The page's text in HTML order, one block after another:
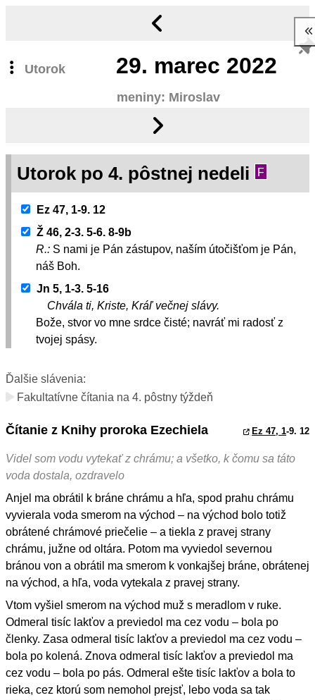
Utorok 29. marec 2022
meniny: Miroslav
Utorok po 4. pôstnej nedeli F
Ez 47, 1-9. 12
Ž 46, 2-3. 5-6. 8-9b
R.: S nami je Pán zástupov, naším útočišťom je Pán,
náš Boh.
Jn 5, 1-3. 5-16
Chvála ti, Kriste, Kráľ večnej slávy.
Bože, stvor vo mne srdce čisté; navráť mi radosť z
tvojej spásy.
Ďalšie slávenia:
Fakultatívne čítania na 4. pôstny týždeň
Čítanie z Knihy proroka Ezechiela Ez 47, 1-9. 12
Videl som vodu vytekať z chrámu; a všetko, k čomu sa táto
voda dostala, ozdravelo
Anjel ma obrátil k bráne chrámu a hľa, spod prahu chrámu
vyvierala voda smerom na východ – na východ bolo totiž
obrátené chrámové priečelie – a tiekla z pravej strany
chrámu, južne od oltára. Potom ma vyviedol severnou
bránou von a obrátil ma smerom k vonkajšej bráne, obrátenej
na východ, a hľa, voda vytekala z pravej strany.
Vtom vyšiel smerom na východ muž s meradlom v ruke.
Odmeral tisíc lakťov a previedol ma cez vodu – bola po
členky. Zasa odmeral tisíc lakťov a previedol ma cez vodu –
bola po kolená. Znova odmeral tisíc lakťov a previedol ma
cez vodu – bola po pás. Odmeral ešte tisíc lakťov a bola to
rieka, cez ktorú som nemohol prejsť, lebo voda sa tak